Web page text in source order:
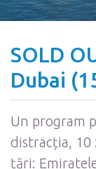
SOLD
Dubai
Un program
distracția, 10
țări: